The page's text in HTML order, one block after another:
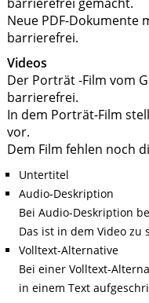
Neue PDF-Dokumente
barrierefrei.
Videos
Der Porträt -Film vom
barrierefrei.
In dem Porträt-Film
vor.
Dem Film fehlen noch
Untertitel
Audio-Deskription
Bei Audio-Deskription
Das ist in dem Video zu
Volltext-Alternative
Bei einer Volltext-
in einem Text